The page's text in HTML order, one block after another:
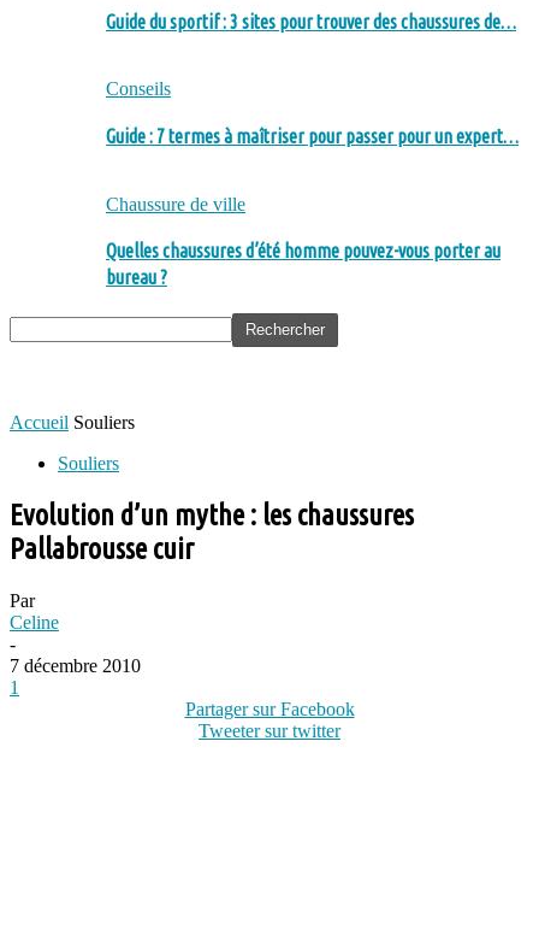
Guide du sportif : 3 sites pour trouver des chaussures de…
Conseils
Guide : 7 termes à maîtriser pour passer pour un expert…
Chaussure de ville
Quelles chaussures d’été homme pouvez-vous porter au
bureau ?
Accueil Souliers
Souliers
Evolution d’un mythe : les chaussures
Pallabrousse cuir
Par
Celine
-
7 décembre 2010
1
Partager sur Facebook
Tweeter sur twitter